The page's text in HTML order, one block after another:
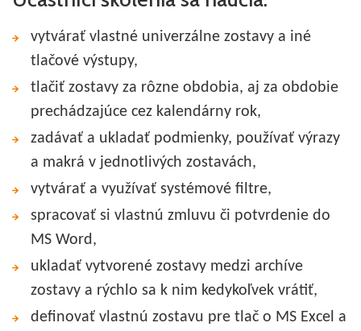
vytvárať vlastné univerzálne zostavy a iné
tlačové výstupy,
tlačiť zostavy za rôzne obdobia, aj za obdobie
prechádzajúce cez kalendárny rok,
zadávať a ukladať podmienky, používať výrazy
a makrá v jednotlivých zostavách,
vytvárať a využívať systémové filtre,
spracovať si vlastnú zmluvu či potvrdenie do
MS Word,
ukladať vytvorené zostavy medzi archíve
zostavy a rýchlo sa k nim kedykoľvek vrátiť,
definovať vlastnú zostavu pre tlač o MS Excel a